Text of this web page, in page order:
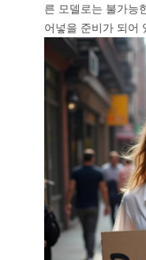
른 모델로는 불가능
어넣을 준비가 되어